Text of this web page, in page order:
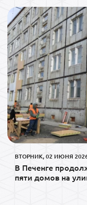
ВТОРНИК, 02 ИЮНЯ
В Печенге
пяти домов на